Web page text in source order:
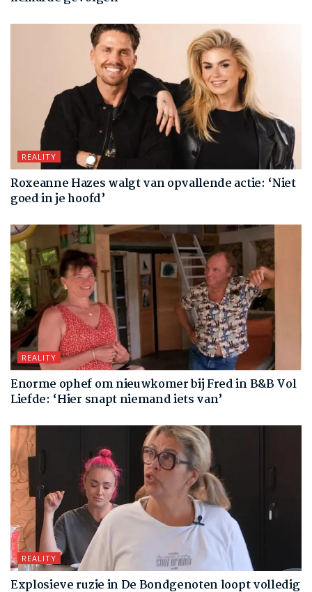
REALITY
Roxeanne Hazes walgt van opvallende actie: ‘Niet
goed in je hoofd’
REALITY
Enorme ophef om nieuwkomer bij Fred in B&B Vol
Liefde: ‘Hier snapt niemand iets van’
REALITY
Explosieve ruzie in De Bondgenoten loopt volledig